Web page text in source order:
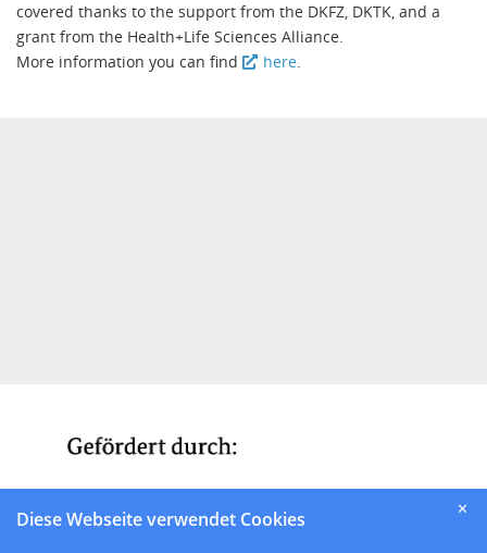
covered thanks to the support from the DKFZ, DKTK, and a
grant from the Health+Life Sciences Alliance.
More information you can find
here.
✕
Diese Webseite verwendet Cookies